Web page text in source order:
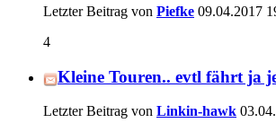
Letzter Beitrag von Piefke 09.04.2017
4
Kleine Touren.. evtl fährt ja
Letzter Beitrag von Linkin-hawk